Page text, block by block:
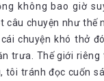
không bao giờ
chuyện như thế
chuyện khó thở
trưa. Thế giới
tránh đọc cuốn